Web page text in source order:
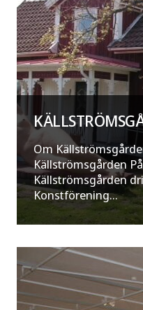
Om
Källströmsgården
Källströmsgården
Konstförening...